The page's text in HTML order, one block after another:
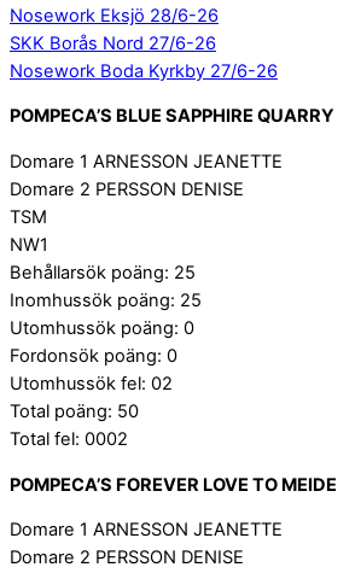
Nosework Eksjö 28/6-26
SKK Borås Nord 27/6-26
Nosework Boda Kyrkby 27/6-26
POMPECA’S BLUE SAPPHIRE QUARRY
Domare 1 ARNESSON JEANETTE
Domare 2 PERSSON DENISE
TSM
NW1
Behållarsök poäng: 25
Inomhussök poäng: 25
Utomhussök poäng: 0
Fordonsök poäng: 0
Utomhussök fel: 02
Total poäng: 50
Total fel: 0002
POMPECA’S FOREVER LOVE TO MEIDE
Domare 1 ARNESSON JEANETTE
Domare 2 PERSSON DENISE